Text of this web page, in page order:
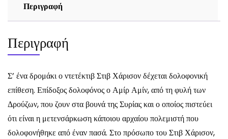
Περιγραφή
Περιγραφή
Σ’ ένα δρομάκι ο ντετέκτιβ Στιβ Χάρισον δέχεται δολοφονική
επίθεση. Επίδοξος δολοφόνος ο Αμίρ Αμίν, από τη φυλή των
Δρούζων, που ζουν στα βουνά της Συρίας και ο οποίος πιστεύει
ότι είναι η μετενσάρκωση κάποιου αρχαίου πολεμιστή που
δολοφονήθηκε από έναν πασά. Στο πρόσωπο του Στιβ Χάρισον,